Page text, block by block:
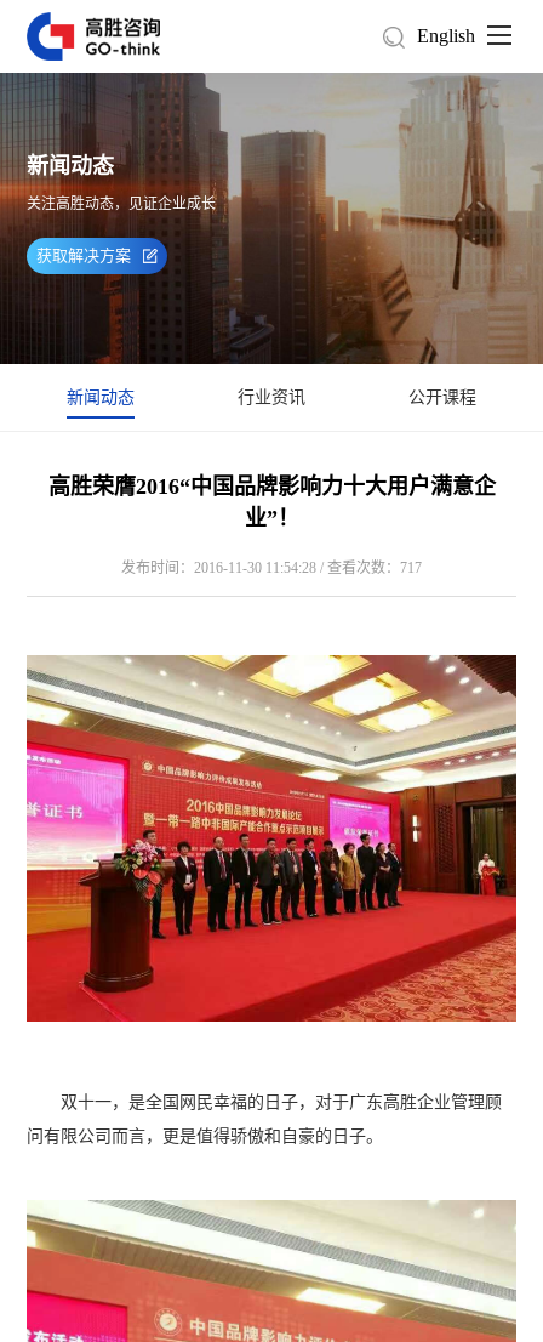
English
新闻动态
关注高胜动态，见证企业成长
获取解决方案
新闻动态 行业资讯 公开课程
高胜荣膺2016“中国品牌影响力十大用户满意企
业”！
发布时间：2016-11-30 11:54:28 / 查看次数：717
双十一，是全国网民幸福的日子，对于广东高胜企业管理顾
问有限公司而言，更是值得骄傲和自豪的日子。